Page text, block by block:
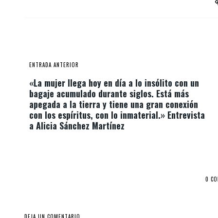
ENTRADA ANTERIOR
«La mujer llega hoy en día a lo insólito con un
bagaje acumulado durante siglos. Está más
apegada a la tierra y tiene una gran conexión
con los espíritus, con lo inmaterial.» Entrevista
a Alicia Sánchez Martínez
0